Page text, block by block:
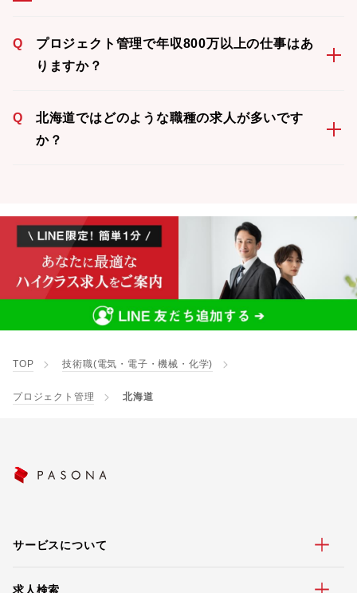
Q
プロジェクト管理で年収800万以上の仕事はあ
りますか？
Q
北海道ではどのような職種の求人が多いです
か？
TOP 技術職(電気・電子・機械・化学)
プロジェクト管理 北海道
サービスについて
求人検索